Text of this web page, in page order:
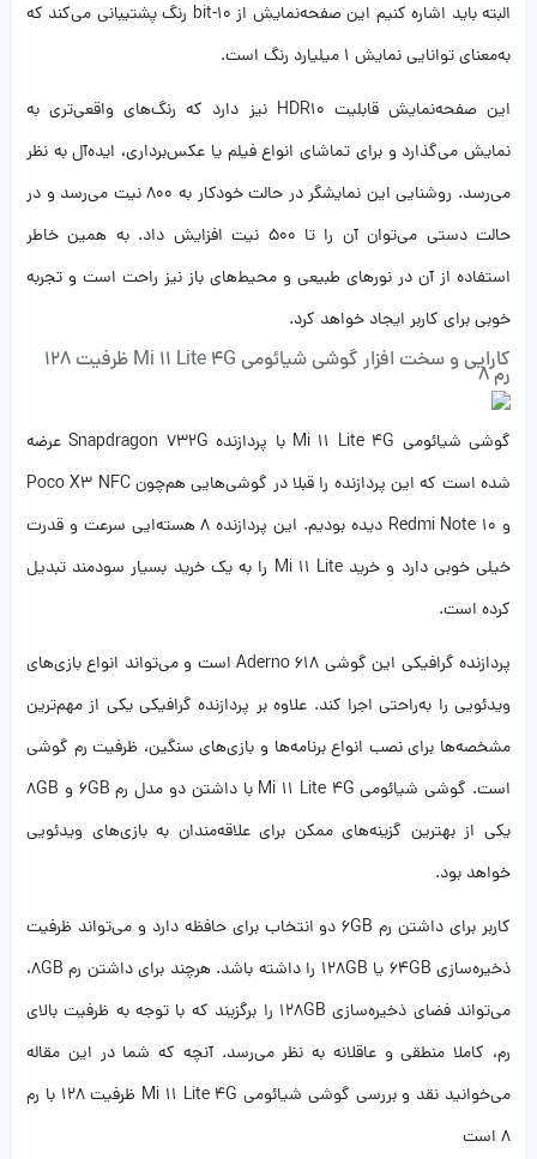
البته باید اشاره کنیم این صفحه‌نمایش از 10-bit رنگ پشتیبانی می‌کند که
به‌معنای توانایی نمایش 1 میلیارد رنگ است.
این صفحه‌نمایش قابلیت HDR10 نیز دارد که رنگ‌های واقعی‌تری به
نمایش می‌گذارد و برای تماشای انواع فیلم یا عکس‌برداری، ایده‌آل به نظر
می‌رسد. روشنایی این نمایشگر در حالت خودکار به 800 نیت می‌رسد و در
حالت دستی می‌توان آن را تا 500 نیت افزایش داد. به همین خاطر
استفاده از آن در نورهای طبیعی و محیط‌های باز نیز راحت است و تجربه
خوبی برای کاربر ایجاد خواهد کرد.
کارایی و سخت افزار گوشی شیائومی Mi 11 Lite 4G ظرفیت 128
رم 8
گوشی شیائومی Mi 11 Lite 4G با پردازنده Snapdragon 732G عرضه
شده است که این پردازنده را قبلا در گوشی‌هایی هم‌چون Poco X3 NFC
و Redmi Note 10 دیده بودیم. این پردازنده 8 هسته‌ایی سرعت و قدرت
خیلی خوبی دارد و خرید Mi 11 Lite را به یک خرید بسیار سودمند تبدیل
کرده است.
پردازنده گرافیکی این گوشی Aderno 618 است و می‌تواند انواع بازی‌های
ویدئویی را به‌راحتی اجرا کند. علاوه بر پردازنده گرافیکی یکی از مهم‌ترین
مشخصه‌ها برای نصب انواع برنامه‌ها و بازی‌های سنگین، ظرفیت رم گوشی
است. گوشی شیائومی Mi 11 Lite 4G با داشتن دو مدل رم 6GB و 8GB
یکی از بهترین گزینه‌های ممکن برای علاقه‌مندان به بازی‌های ویدئویی
خواهد بود.
کاربر برای داشتن رم 6GB دو انتخاب برای حافظه دارد و می‌تواند ظرفیت
ذخیره‌سازی 64GB یا 128GB را داشته باشد. هرچند برای داشتن رم 8GB،
می‌تواند فضای ذخیره‌سازی 128GB را برگزیند که با توجه به ظرفیت بالای
رم، کاملا منطقی و عاقلانه به نظر می‌رسد. آنچه که شما در این مقاله
می‌خوانید نقد و بررسی گوشی شیائومی Mi 11 Lite 4G ظرفیت 128 با رم
8 است